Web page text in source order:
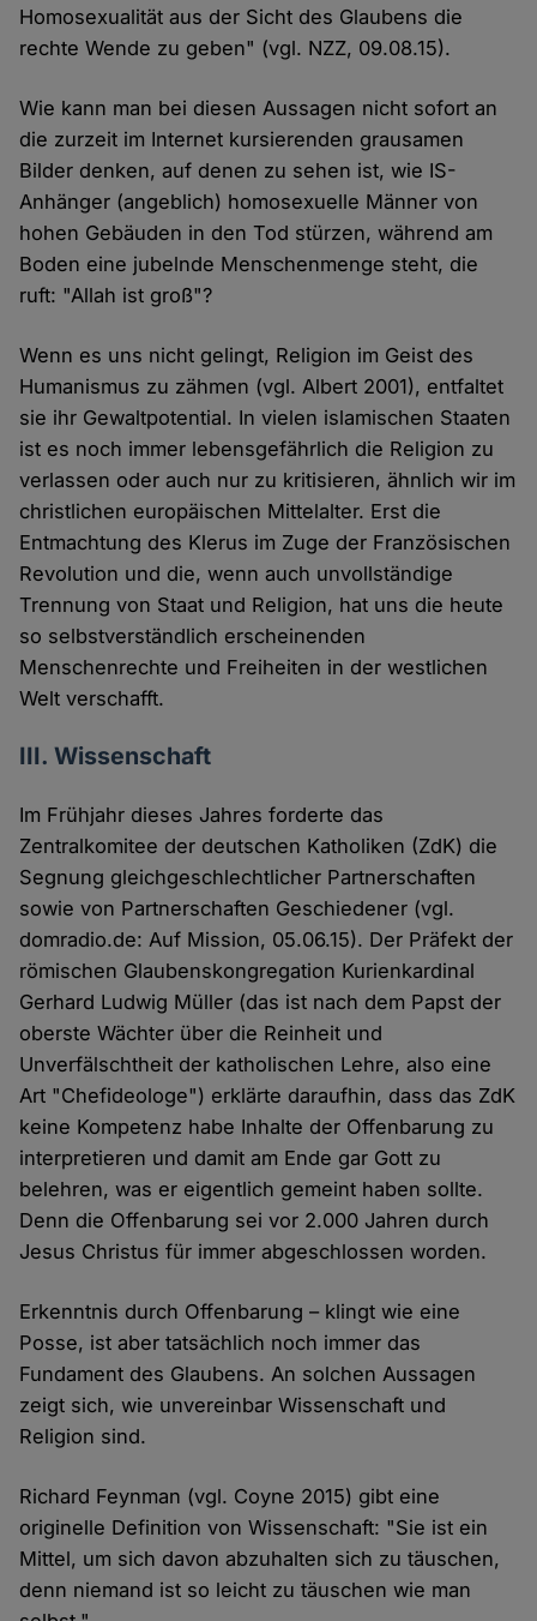
Homosexualität aus der Sicht des Glaubens die
rechte Wende zu geben" (vgl. NZZ, 09.08.15).
Wie kann man bei diesen Aussagen nicht sofort an
die zurzeit im Internet kursierenden grausamen
Bilder denken, auf denen zu sehen ist, wie IS-
Anhänger (angeblich) homosexuelle Männer von
hohen Gebäuden in den Tod stürzen, während am
Boden eine jubelnde Menschenmenge steht, die
ruft: "Allah ist groß"?
Wenn es uns nicht gelingt, Religion im Geist des
Humanismus zu zähmen (vgl. Albert 2001), entfaltet
sie ihr Gewaltpotential. In vielen islamischen Staaten
ist es noch immer lebensgefährlich die Religion zu
verlassen oder auch nur zu kritisieren, ähnlich wir im
christlichen europäischen Mittelalter. Erst die
Entmachtung des Klerus im Zuge der Französischen
Revolution und die, wenn auch unvollständige
Trennung von Staat und Religion, hat uns die heute
so selbstverständlich erscheinenden
Menschenrechte und Freiheiten in der westlichen
Welt verschafft.
III. Wissenschaft
Im Frühjahr dieses Jahres forderte das
Zentralkomitee der deutschen Katholiken (ZdK) die
Segnung gleichgeschlechtlicher Partnerschaften
sowie von Partnerschaften Geschiedener (vgl.
domradio.de: Auf Mission, 05.06.15). Der Präfekt der
römischen Glaubenskongregation Kurienkardinal
Gerhard Ludwig Müller (das ist nach dem Papst der
oberste Wächter über die Reinheit und
Unverfälschtheit der katholischen Lehre, also eine
Art "Chefideologe") erklärte daraufhin, dass das ZdK
keine Kompetenz habe Inhalte der Offenbarung zu
interpretieren und damit am Ende gar Gott zu
belehren, was er eigentlich gemeint haben sollte.
Denn die Offenbarung sei vor 2.000 Jahren durch
Jesus Christus für immer abgeschlossen worden.
Erkenntnis durch Offenbarung – klingt wie eine
Posse, ist aber tatsächlich noch immer das
Fundament des Glaubens. An solchen Aussagen
zeigt sich, wie unvereinbar Wissenschaft und
Religion sind.
Richard Feynman (vgl. Coyne 2015) gibt eine
originelle Definition von Wissenschaft: "Sie ist ein
Mittel, um sich davon abzuhalten sich zu täuschen,
denn niemand ist so leicht zu täuschen wie man